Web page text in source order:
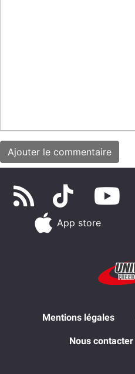
App store
Mentions légales
Nous contacter